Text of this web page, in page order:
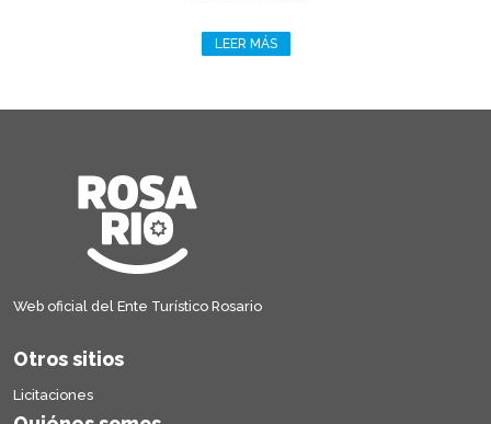
LEER MÁS
Web oficial del Ente Turístico Rosario
Otros sitios
Licitaciones